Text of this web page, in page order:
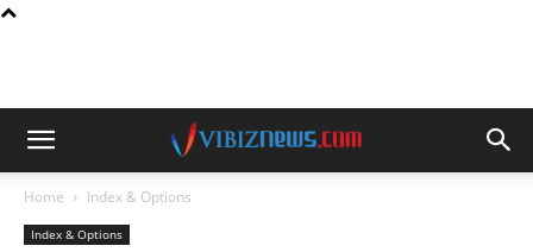
Home Index & Options
Index & Options